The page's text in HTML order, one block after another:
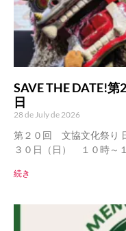
SAVE THE DATE!
日
28 de July de 2026
第２０回 文協文化祭り
３０日（日） １０時～
続き